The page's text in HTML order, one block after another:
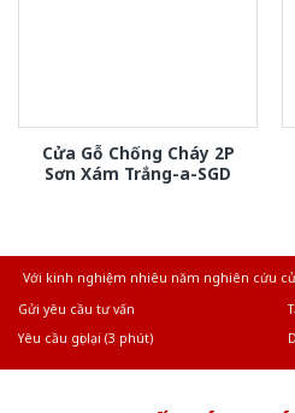
Cửa Gỗ Chống Cháy 2P
Sơn Xám Trắng-a-SGD
Với kinh nghiệm nhiêu năm nghiên cứu
Gửi yêu cầu tư vấn
Yêu cầu gọi lại (3 phút)